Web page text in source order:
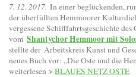
7. 12. 2017. In einer beglückenden,
der überfüllten Hemmoorer
vergessene Schifffahrtsgeschichte
vom Shantychor Hemmoor mit
stellte der Arbeitskreis Kunst und
neues Buch vor: „Die Oste und die
weiterlesen > BLAUES NETZ OSTE